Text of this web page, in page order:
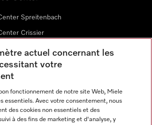
Spreitenbach
Crissier
actuel concernant les
votre
fonctionnement de notre site Web, Miele
essentiels. Avec votre consentement, nous
des cookies non essentiels et des
à des fins de marketing et d'analyse, y